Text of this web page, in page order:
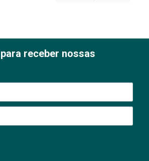
receber nossas